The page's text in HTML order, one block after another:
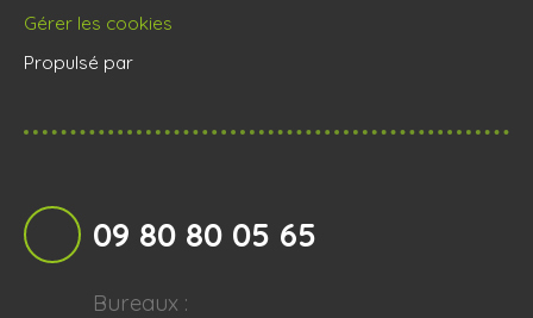
Gérer les cookies
Propulsé par
09 80 80 05 65
Bureaux :